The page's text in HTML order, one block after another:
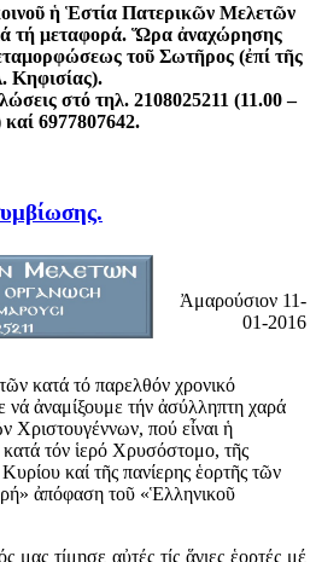
ἡ Ἑστία Πατερικῶν Μελετῶν
τή μεταφορά. Ὥρα ἀναχώρησης
τοῦ Σωτῆρος (ἐπί τῆς
Κηφισίας).
στό τηλ. 2108025211 (11.00 –
καί 6977807642.
Ἀμαρούσιον 11-
01-2016
κατά τό παρελθόν χρονικό
νά ἀναμίξουμε τήν ἀσύλληπτη χαρά
Χριστουγέννων, πού εἶναι ἡ
τόν ἱερό Χρυσόστομο, τῆς
καί τῆς πανίερης ἑορτῆς τῶν
ἀπόφαση τοῦ «Ἑλληνικοῦ
μας τίμησε αὐτές τίς ἅγιες ἑορτές μέ